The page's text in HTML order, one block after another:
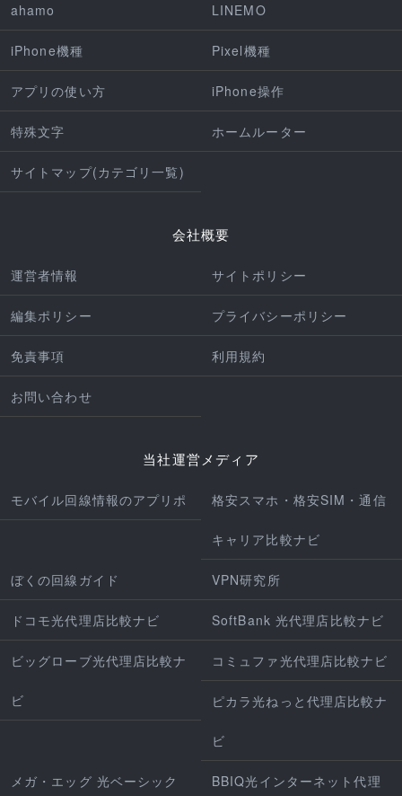
ahamo LINEMO
iPhone機種 Pixel機種
アプリの使い方 iPhone操作
特殊文字 ホームルーター
サイトマップ(カテゴリ一覧)
会社概要
運営者情報 サイトポリシー
編集ポリシー プライバシーポリシー
免責事項 利用規約
お問い合わせ
当社運営メディア
モバイル回線情報のアプリポ 格安スマホ・格安SIM・通信
キャリア比較ナビ
ぼくの回線ガイド VPN研究所
ドコモ光代理店比較ナビ SoftBank 光代理店比較ナビ
ビッグローブ光代理店比較ナ
ビ
コミュファ光代理店比較ナビ
ピカラ光ねっと代理店比較ナ
ビ
メガ・エッグ 光ベーシック BBIQ光インターネット代理